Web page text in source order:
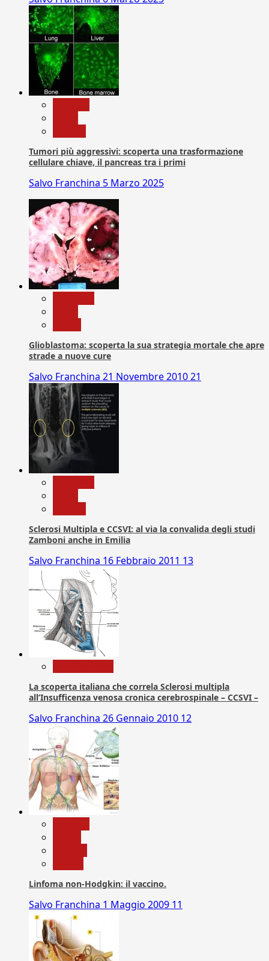
Tumori più aggressivi: scoperta una trasformazione
cellulare chiave, il pancreas tra i primi
Salvo Franchina 5 Marzo 2025
Glioblastoma: scoperta la sua strategia mortale che apre
strade a nuove cure
Salvo Franchina 21 Novembre 201021
Sclerosi Multipla e CCSVI: al via la convalida degli studi
Zamboni anche in Emilia
Salvo Franchina 16 Febbraio 2011 13
La scoperta italiana che correla Sclerosi multipla
all’Insufficenza venosa cronica cerebrospinale – CCSVI –
Salvo Franchina 26 Gennaio 2010 12
Linfoma non-Hodgkin: il vaccino.
Salvo Franchina 1 Maggio 2009 11